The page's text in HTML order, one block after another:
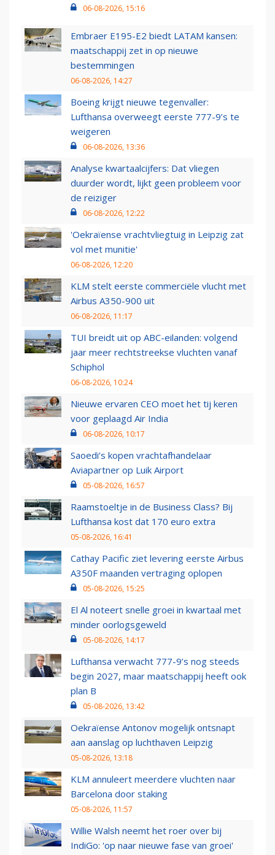
06-08-2026, 15:16
Embraer E195-E2 biedt LATAM kansen:
maatschappij zet in op nieuwe
bestemmingen
06-08-2026, 14:27
Boeing krijgt nieuwe tegenvaller:
Lufthansa overweegt eerste 777-9’s te
weigeren
06-08-2026, 13:36
Analyse kwartaalcijfers: Dat vliegen
duurder wordt, lijkt geen probleem voor
de reiziger
06-08-2026, 12:22
'Oekraïense vrachtvliegtuig in Leipzig zat
vol met munitie'
06-08-2026, 12:20
KLM stelt eerste commerciële vlucht met
Airbus A350-900 uit
06-08-2026, 11:17
TUI breidt uit op ABC-eilanden: volgend
jaar meer rechtstreekse vluchten vanaf
Schiphol
06-08-2026, 10:24
Nieuwe ervaren CEO moet het tij keren
voor geplaagd Air India
06-08-2026, 10:17
Saoedi’s kopen vrachtafhandelaar
Aviapartner op Luik Airport
05-08-2026, 16:57
Raamstoeltje in de Business Class? Bij
Lufthansa kost dat 170 euro extra
05-08-2026, 16:41
Cathay Pacific ziet levering eerste Airbus
A350F maanden vertraging oplopen
05-08-2026, 15:25
El Al noteert snelle groei in kwartaal met
minder oorlogsgeweld
05-08-2026, 14:17
Lufthansa verwacht 777-9’s nog steeds
begin 2027, maar maatschappij heeft ook
plan B
05-08-2026, 13:42
Oekraïense Antonov mogelijk ontsnapt
aan aanslag op luchthaven Leipzig
05-08-2026, 13:18
KLM annuleert meerdere vluchten naar
Barcelona door staking
05-08-2026, 11:57
Willie Walsh neemt het roer over bij
IndiGo: 'op naar nieuwe fase van groei'